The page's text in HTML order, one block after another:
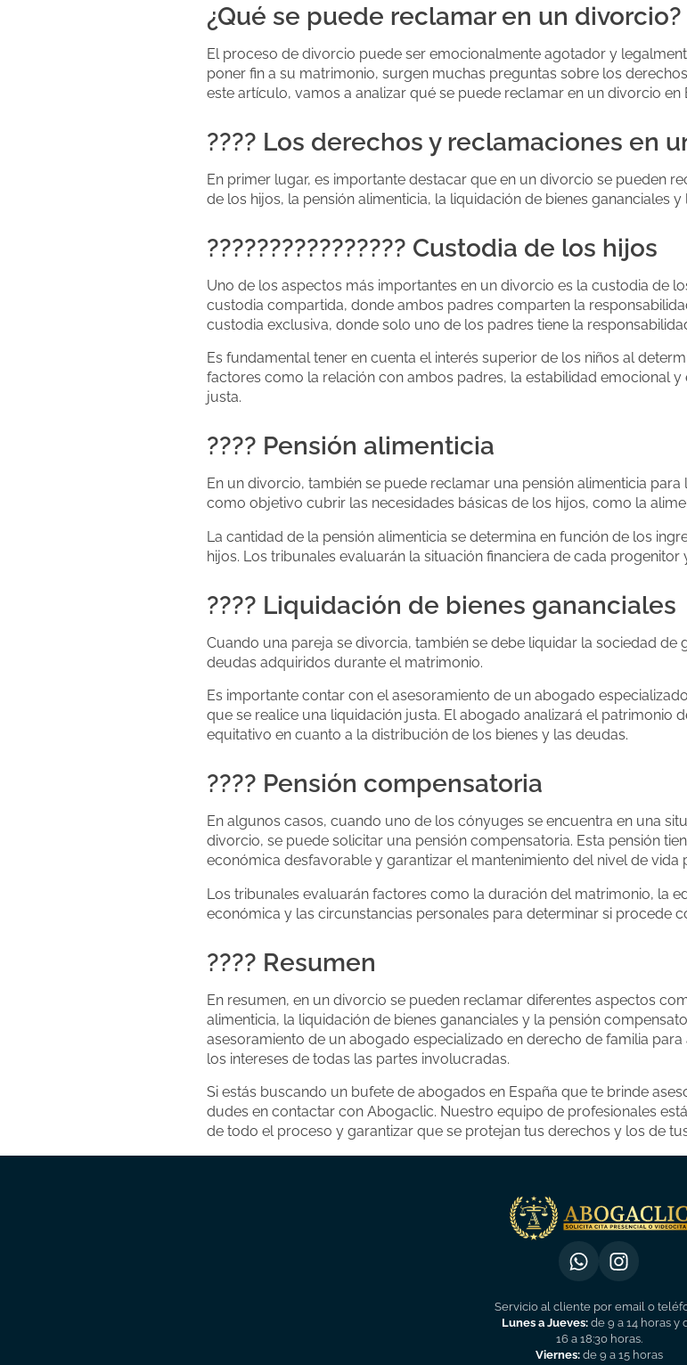
¿Qué se puede reclamar en un divorcio?
El proceso de divorcio puede ser emocionalmente agotador y
poner fin a su matrimonio, surgen muchas preguntas sobre los
este artículo, vamos a analizar qué se puede reclamar en un divorcio en
???? Los derechos y reclamaciones en
En primer lugar, es importante destacar que en un divorcio se pueden
de los hijos, la pensión alimenticia, la liquidación de bienes gananciales
????‍????‍????‍???? Custodia de los hijos
Uno de los aspectos más importantes en un divorcio es la custodia de
custodia compartida, donde ambos padres comparten la
custodia exclusiva, donde solo uno de los padres tiene la
Es fundamental tener en cuenta el interés superior de los niños al
factores como la relación con ambos padres, la estabilidad emocional
justa.
???? Pensión alimenticia
En un divorcio, también se puede reclamar una pensión alimenticia
como objetivo cubrir las necesidades básicas de los hijos, como la
La cantidad de la pensión alimenticia se determina en función de los
hijos. Los tribunales evaluarán la situación financiera de cada
???? Liquidación de bienes gananciales
Cuando una pareja se divorcia, también se debe liquidar la sociedad de
deudas adquiridos durante el matrimonio.
Es importante contar con el asesoramiento de un abogado
que se realice una liquidación justa. El abogado analizará el patrimonio
equitativo en cuanto a la distribución de los bienes y las deudas.
???? Pensión compensatoria
En algunos casos, cuando uno de los cónyuges se encuentra en una
divorcio, se puede solicitar una pensión compensatoria. Esta pensión
económica desfavorable y garantizar el mantenimiento del nivel de vida
Los tribunales evaluarán factores como la duración del matrimonio, la
económica y las circunstancias personales para determinar si procede
???? Resumen
En resumen, en un divorcio se pueden reclamar diferentes aspectos
alimenticia, la liquidación de bienes gananciales y la pensión
asesoramiento de un abogado especializado en derecho de familia
los intereses de todas las partes involucradas.
Si estás buscando un bufete de abogados en España que te brinde
dudes en contactar con Abogaclic. Nuestro equipo de profesionales
de todo el proceso y garantizar que se protejan tus derechos y los de
Servicio al cliente por email o
Lunes a Jueves:de 9 a 14 horas y
16 a 18:30 horas.
Viernes:de 9 a 15 horas